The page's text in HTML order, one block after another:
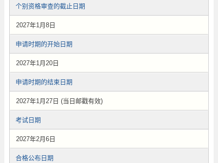
个别资格审查的截止日期
2027年1月8日
申请时期的开始日期
2027年1月20日
申请时期的结束日期
2027年1月27日 (当日邮戳有效)
考试日期
2027年2月6日
合格公布日期